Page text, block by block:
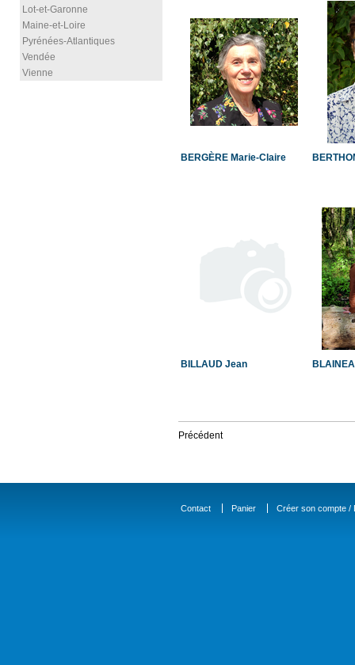
Lot-et-Garonne
Maine-et-Loire
Pyrénées-Atlantiques
Vendée
Vienne
BERGÈRE Marie-Claire
BILLAUD Jean
Précédent
Contact Panier Créer son compte /